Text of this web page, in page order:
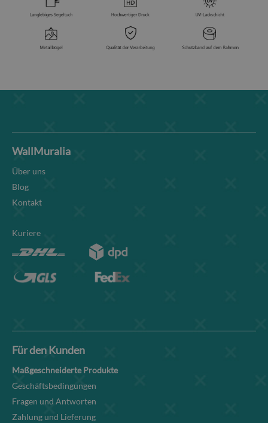
WallMuralia
Über uns
Blog
Kontakt
Kuriere
Für den Kunden
Maßgeschneiderte Produkte
Geschäftsbedingungen
Fragen und Antworten
Zahlung und Lieferung